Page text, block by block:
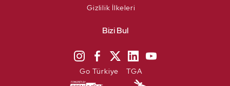
Gizlilik İlkeleri
Bizi Bul
Go Türkiye
TGA